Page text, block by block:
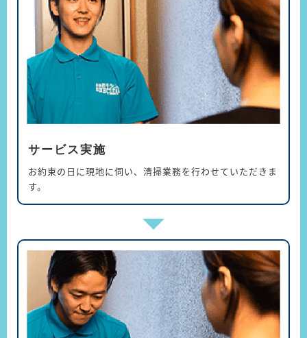
サービス実施
お約束の日に現地に伺い、清掃業務を行わせていただきま
す。